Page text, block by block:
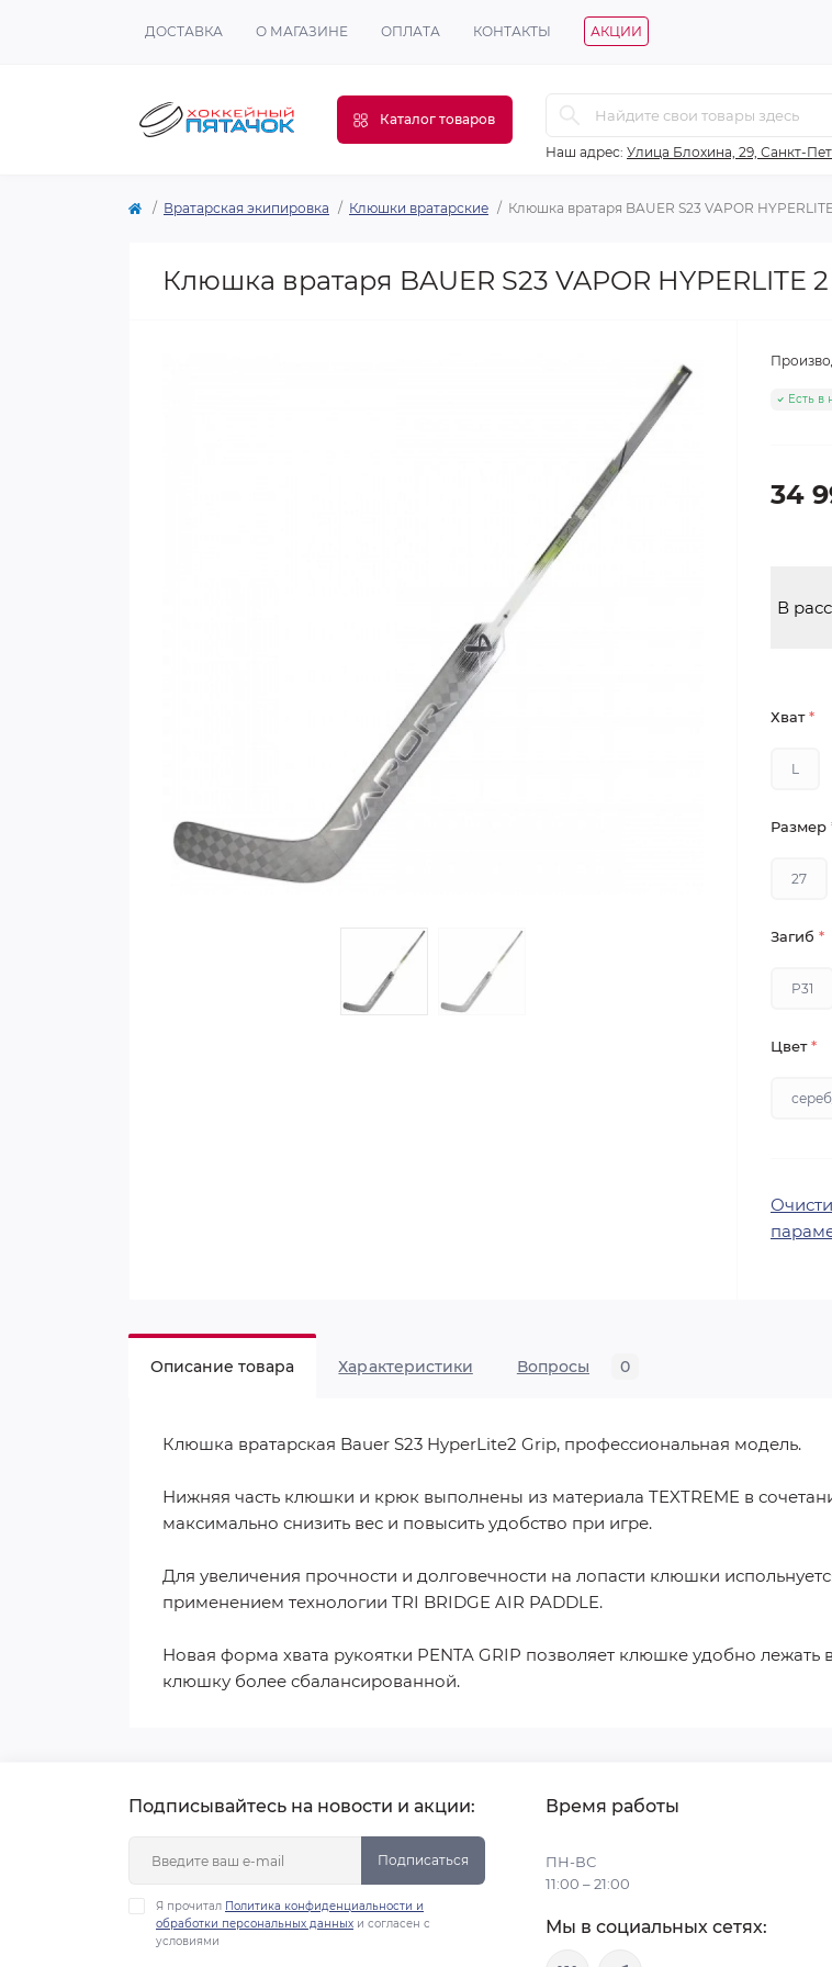
ДОСТАВКА О МАГАЗИНЕ ОПЛАТА КОНТАКТЫ АКЦИИ
Каталог товаров
Наш адрес: Улица Блохина, 29, Санкт-
Вратарская экипировка Клюшки вратарские Клюшка вратаря BAUER S23 VAPOR
Клюшка вратаря BAUER S23 VAPOR HYPERLITE 2
Есть в
34
В
Хват*
L
Размер
27
Загиб *
P31
Цвет*
Описание товара Характеристики Вопросы 0
Клюшка вратарская Bauer S23 HyperLite2 Grip, профессиональная модель.
Нижняя часть клюшки и крюк выполнены из материала TEXTREME в
максимально снизить вес и повысить удобство при игре.
Для увеличения прочности и долговечности на лопасти клюшки
применением технологии TRI BRIDGE AIR PADDLE.
Новая форма хвата рукоятки PENTA GRIP позволяет клюшке удобно лежать
клюшку более сбалансированной.
Подписывайтесь на новости и акции:
Подписаться
Я прочитал Политика конфиденциальности и
обработки персональных данных и согласен с
условиями
Время работы
ПН-ВС
11:00 – 21:00
Мы в социальных сетях: